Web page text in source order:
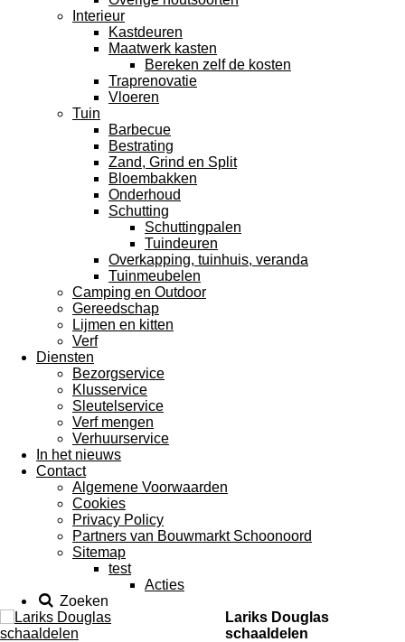
Interieur
Kastdeuren
Maatwerk kasten
Bereken zelf de kosten
Traprenovatie
Vloeren
Tuin
Barbecue
Bestrating
Zand, Grind en Split
Bloembakken
Onderhoud
Schutting
Schuttingpalen
Tuindeuren
Overkapping, tuinhuis, veranda
Tuinmeubelen
Camping en Outdoor
Gereedschap
Lijmen en kitten
Verf
Diensten
Bezorgservice
Klusservice
Sleutelservice
Verf mengen
Verhuurservice
In het nieuws
Contact
Algemene Voorwaarden
Cookies
Privacy Policy
Partners van Bouwmarkt Schoonoord
Sitemap
test
Acties
Zoeken
Lariks Douglas
schaaldelen